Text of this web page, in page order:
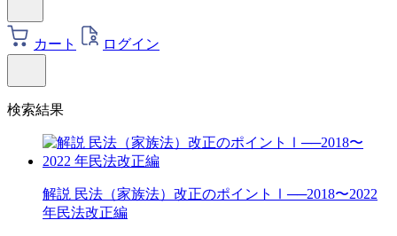
カート ログイン
検索結果
解説 民法（家族法）改正のポイントⅠ──2018〜2022
年民法改正編